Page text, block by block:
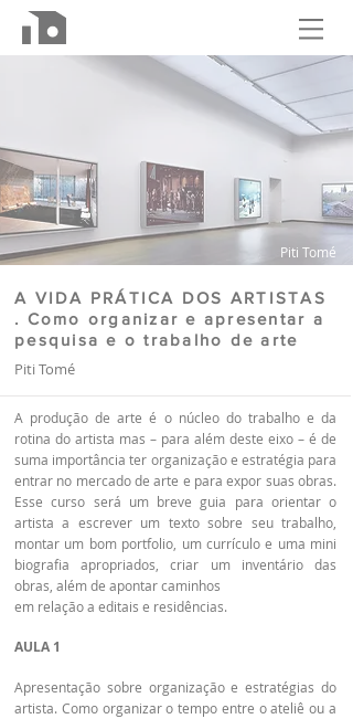
Piti Tomé
A VIDA PRÁTICA DOS ARTISTAS
. Como organizar e apresentar a
pesquisa e o trabalho de arte
Piti Tomé
A produção de arte é o núcleo do trabalho e da
rotina do artista mas – para além deste eixo – é de
suma importância ter organização e estratégia para
entrar no mercado de arte e para expor suas obras.
Esse curso será um breve guia para orientar o
artista a escrever um texto sobre seu trabalho,
montar um bom portfolio, um currículo e uma mini
biografia apropriados, criar um inventário das
obras, além de apontar caminhos
em relação a editais e residências.
AULA 1
Apresentação sobre organização e estratégias do
artista. Como organizar o tempo entre o ateliê ou a